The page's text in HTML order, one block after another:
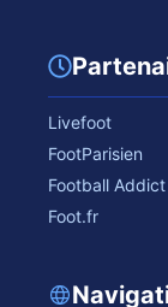
Livefoot
FootParisien
Football Addict
Foot.fr